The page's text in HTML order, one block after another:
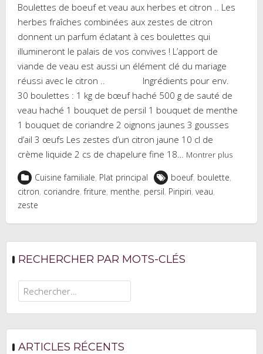
Boulettes de boeuf et veau aux herbes et citron .. Les
herbes fraîches combinées aux zestes de citron
donnent un parfum éclatant à ces boulettes qui
illumineront le palais de vos convives ! L’apport de
viande de veau est aussi un élément clé du mariage
réussi avec le citron .. Ingrédients pour env.
30 boulettes : 1 kg de bœuf haché 500 g de sauté de
veau haché 1 bouquet de persil 1 bouquet de menthe
1 bouquet de coriandre 2 oignons jaunes 3 gousses
d’ail 3 œufs Les zestes d’un citron jaune 10 cl de
crème liquide 2 cs de chapelure fine 18…
Montrer plus
Cuisine familiale, Plat principal boeuf, boulette,
citron, coriandre,friture, menthe, persil, Piripiri, veau,
zeste
RECHERCHER PAR MOTS-CLÉS
Rechercher :
ARTICLES RÉCENTS